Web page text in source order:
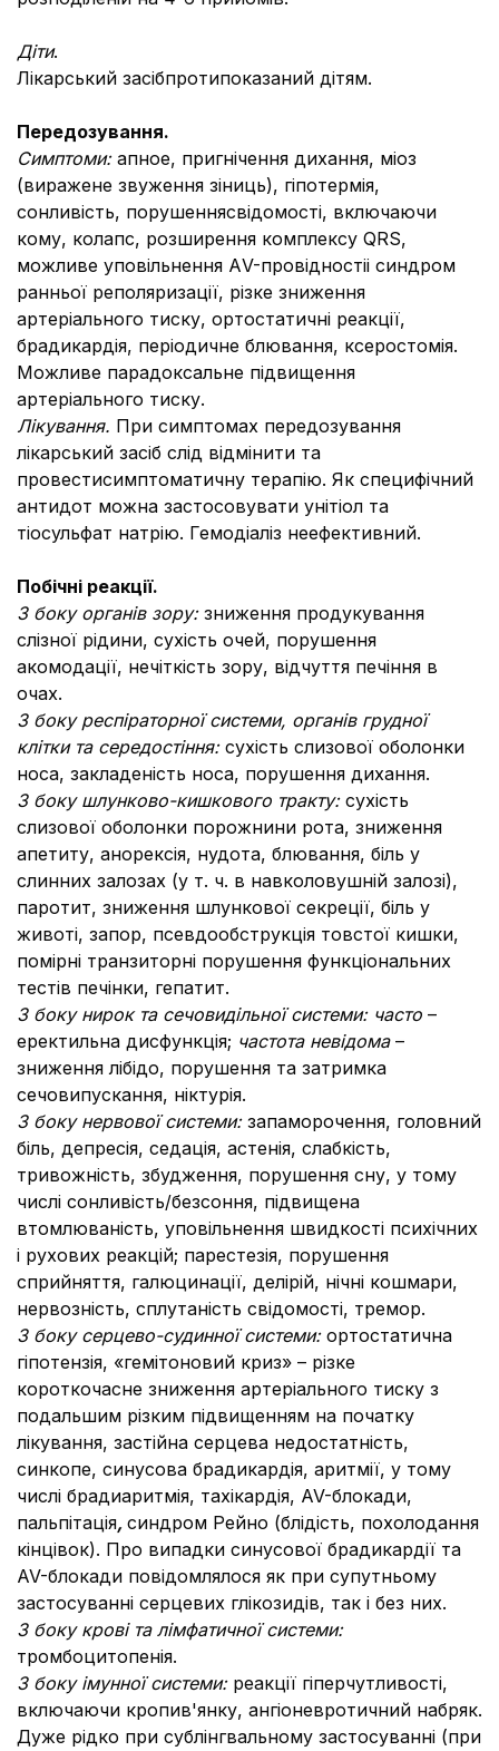
Діти.
Лікарський засібпротипоказаний дітям.
Передозування.
Симптоми: апное, пригнічення дихання, міоз
(виражене звуження зіниць), гіпотермія,
сонливість, порушеннясвідомості, включаючи
кому, колапс, розширення комплексу QRS,
можливе уповільнення АV-провідностіі синдром
ранньої реполяризації, різке зниження
артеріального тиску, ортостатичні реакції,
брадикардія, періодичне блювання, ксеростомія.
Можливе парадоксальне підвищення
артеріального тиску.
Лікування. При симптомах передозування
лікарський засіб слід відмінити та
провестисимптоматичну терапію. Як специфічний
антидот можна застосовувати унітіол та
тіосульфат натрію. Гемодіаліз неефективний.
Побічні реакції.
З боку органів зору: зниження продукування
слізної рідини, сухість очей, порушення
акомодації, нечіткість зору, відчуття печіння в
очах.
З боку респіраторної системи, органів грудної
клітки та середостіння: сухість слизової оболонки
носа, закладеність носа, порушення дихання.
З боку шлунково-кишкового тракту: сухість
слизової оболонки порожнини рота, зниження
апетиту, анорексія, нудота, блювання, біль у
слинних залозах (у т. ч. в навколовушній залозі),
паротит, зниження шлункової секреції, біль у
животі, запор, псевдообструкція товстої кишки,
помірні транзиторні порушення функціональних
тестів печінки, гепатит.
З боку нирок та сечовидільної системи: часто –
еректильна дисфункція; частота невідома–
зниження лібідо, порушення та затримка
сечовипускання, ніктурія.
З боку нервової системи: запаморочення, головний
біль, депресія, седація, астенія, слабкість,
тривожність, збудження, порушення сну, у тому
числі сонливість/безсоння, підвищена
втомлюваність, уповільнення швидкості психічних
і рухових реакцій; парестезія, порушення
сприйняття, галюцинації, делірій, нічні кошмари,
нервозність, сплутаність свідомості, тремор.
З боку серцево-судинної системи: ортостатична
гіпотензія, «гемітоновий криз» – різке
короткочасне зниження артеріального тиску з
подальшим різким підвищенням на початку
лікування, застійна серцева недостатність,
синкопе, синусова брадикардія, аритмії, у тому
числі брадиаритмія, тахікардія, AV-блокади,
пальпітація, синдром Рейно (блідість, похолодання
кінцівок). Про випадки синусової брадикардії та
AV-блокади повідомлялося як при супутньому
застосуванні серцевих глікозидів, так і без них.
З боку крові та лімфатичної системи:
тромбоцитопенія.
З боку імунної системи: реакції гіперчутливості,
включаючи кропив'янку, ангіоневротичний набряк.
Дуже рідко при сублінгвальному застосуванні (при